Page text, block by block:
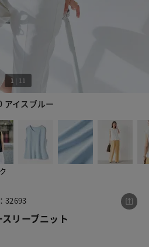
アイスブルー
1 | 11
1
32693
リーブニット
レアノースリーブニット